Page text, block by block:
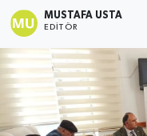
MUSTAFA USTA
EDITÖR